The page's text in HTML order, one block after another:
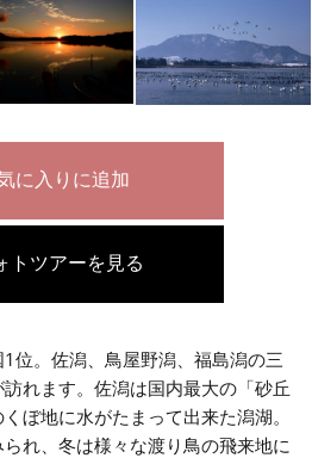
位。佐潟、鳥屋野潟、福島潟の三
れます。佐潟は国内最大の「砂丘
ぼ地に水がたまって出来た潟湖。
れ、冬は様々な渡り鳥の飛来地に